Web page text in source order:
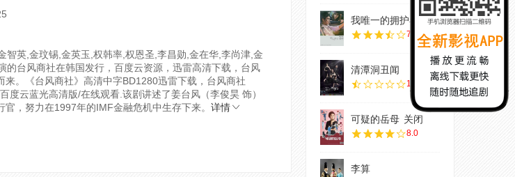
智英,金玟锡,金英玉,权韩率,权恩圣,李昌勋,金在华,李尚津,金
的台风商社在韩国发行，百度云资源，迅雷高清下载，台风
。《台风商社》高清中字BD1280迅雷下载，台风商社
度云蓝光高清版/在线观看. 该剧讲述了姜台风（李俊昊 饰）
，努力在1997年的IMF金融危机中生存下来。 详情
我唯一的拥护者
7.0
清潭洞丑闻
1.0
可疑的岳母
8.0
李算
关闭